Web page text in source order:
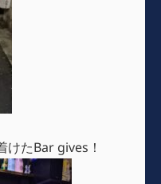
けたBar gives！